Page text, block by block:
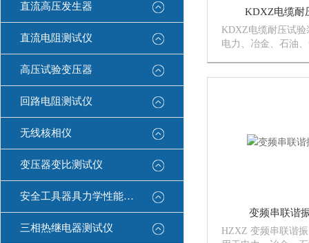
直流高压发生器
直流电阻测试仪
高压试验变压器
回路电阻测试仪
无线核相仪
变压器变比测试仪
安全工具器具力学性能测试机
三相热继电器测试仪
KDXZ电缆耐
KDXZ电缆耐压试
电力、冶金、石油
变频串联谐
HZXZ 变频串联谐